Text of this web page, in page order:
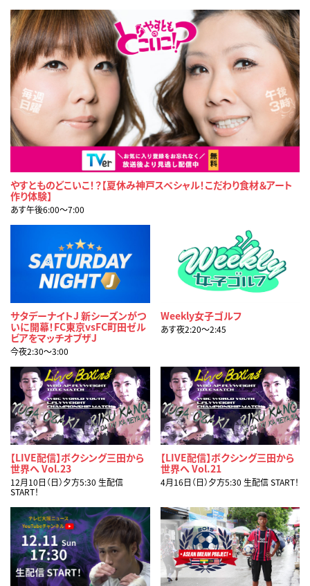
やすとものどこいこ！？【夏休み神戸スペシャル！こだわり食材＆アート
作り体験】
あす午後6:00〜7:00
サタデーナイトJ 新シーズンがつ
いに開幕！FC東京vsFC町田ゼル
ビアをマッチオブザJ
今夜2:30〜3:00
Weekly女子ゴルフ
あす夜2:20〜2:45
【LIVE配信】ボクシング三田から
世界へ Vol.23
12月10日（日）夕方5:30 生配信
START！
【LIVE配信】ボクシング三田から
世界へ Vol.21
4月16日（日）夕方5:30 生配信 START！